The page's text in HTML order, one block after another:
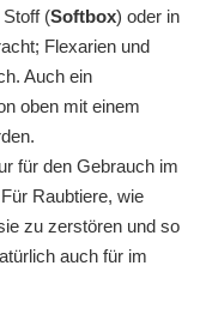
(Softbox) oder in
Flexarien und
Auch ein
oben mit einem
für den Gebrauch im
Raubtiere, wie
zu zerstören und so
auch für im